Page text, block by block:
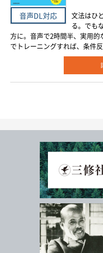
ジャンル
ISBN 978-4-384-
※5桁の数字を
電子版
Google 立
音声DL
検索条件をクリア
音声DL対応
文法はひ
る。でも
方に。音声で2時間半、実用
でトレーニングすれば、条件